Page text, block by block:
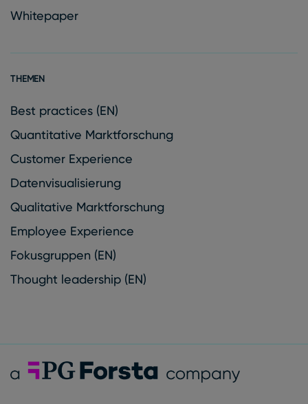
Whitepaper
THEMEN
Best practices (EN)
Quantitative Marktforschung
Customer Experience
Datenvisualisierung
Qualitative Marktforschung
Employee Experience
Fokusgruppen (EN)
Thought leadership (EN)
Forsta Deutsch